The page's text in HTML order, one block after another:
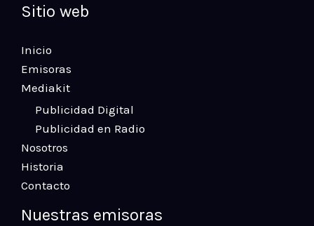
Sitio web
Inicio
Emisoras
Mediakit
Publicidad Digital
Publicidad en Radio
Nosotros
Historia
Contacto
Nuestras emisoras